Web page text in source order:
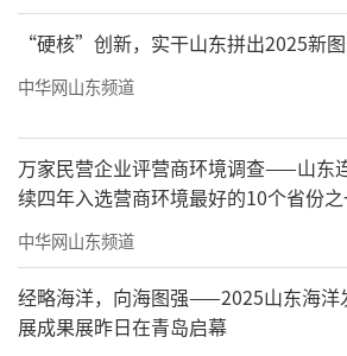
提出明确要求，学校和教师
及其他非教学时间的正当交
活动等言行自由设置不必要
课间活动“圈养”管理行为，
走出教室，开展室外课间活动
课间活动适度留白，给学生
时间，积极营造多姿多彩、
间生态。为做好这项工作，将
“硬核”创新，实干山东拼出2025新
中华网山东频道
万家民营企业评营商环境调查——山东
续四年入选营商环境最好的10个省份
中华网山东频道
经略海洋，向海图强——2025山东海洋
展成果展昨日在青岛启幕